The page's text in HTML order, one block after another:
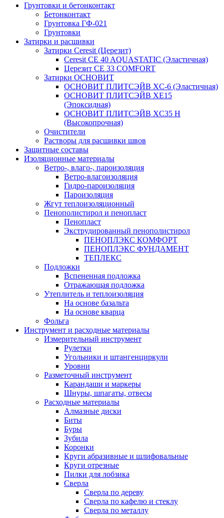
Грунтовки и бетонконтакт
Бетонконтакт
Грунтовка ГФ-021
Грунтовки
Затирки и расшивки
Затирки Ceresit (Церезит)
Ceresit CE 40 AQUASTATIC (Эластичная)
Церезит CE 33 COMFORT
Затирки ОСНОВИТ
ОСНОВИТ ПЛИТСЭЙВ XC-6 (Эластичная)
ОСНОВИТ ПЛИТСЭЙВ XЕ15
(Эпоксидная)
ОСНОВИТ ПЛИТСЭЙВ XС35 Н
(Высокопрочная)
Очистители
Растворы для расшивки швов
Защитные составы
Изоляционные материалы
Ветро-, влаго-, пароизоляция
Ветро-влагоизоляция
Гидро-пароизоляция
Пароизоляция
Жгут теплоизоляционный
Пенополистирол и пенопласт
Пенопласт
Экструдированный пенополистирол
ПЕНОПЛЭКС КОМФОРТ
ПЕНОПЛЭКС ФУНДАМЕНТ
ТЕПЛЕКС
Подложки
Вспененная подложка
Отражающая подложка
Утеплитель и теплоизоляция
На основе базальта
На основе кварца
Фольга
Инструмент и расходные материалы
Измерительный инструмент
Рулетки
Угольники и штангенциркули
Уровни
Разметочный инструмент
Карандаши и маркеры
Шнуры, шпагаты, отвесы
Расходные материалы
Алмазные диски
Биты
Буры
Зубила
Коронки
Круги абразивные и шлифовальные
Круги отрезные
Пилки для лобзика
Сверла
Сверла по дереву
Сверла по кафелю и стеклу
Сверла по металлу